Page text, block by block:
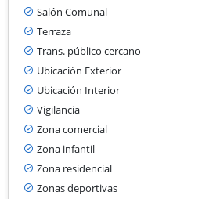
Salón Comunal
Terraza
Trans. público cercano
Ubicación Exterior
Ubicación Interior
Vigilancia
Zona comercial
Zona infantil
Zona residencial
Zonas deportivas